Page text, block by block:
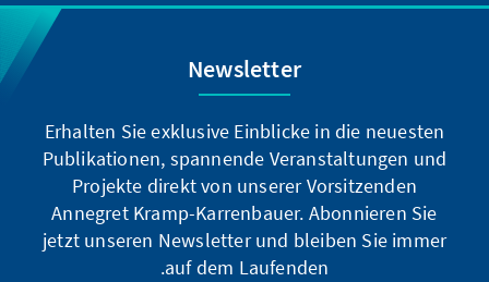
Newsletter
Erhalten Sie exklusive Einblicke in die neuesten
Publikationen, spannende Veranstaltungen und
Projekte direkt von unserer Vorsitzenden
Annegret Kramp-Karrenbauer. Abonnieren Sie
jetzt unseren Newsletter und bleiben Sie immer
auf dem Laufenden.